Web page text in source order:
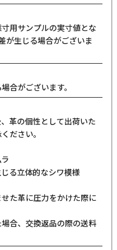
用サンプルの実寸値とな
が生じる場合がございま
合がございます。
革の個性として出荷いた
ださい。
る立体的なシワ模様
た革に圧力をかけた際に
合、交換返品の際の送料